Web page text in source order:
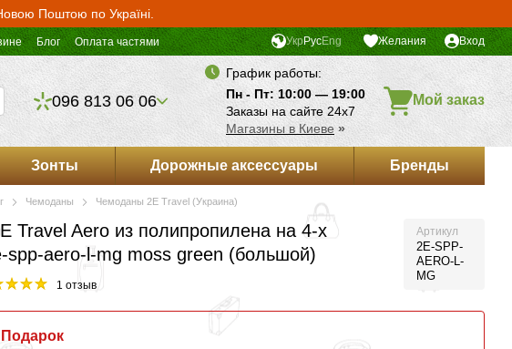
Поштою по Україні.
Блог
Оплата частями
УкрРусEng Желания Вход
096 813 06 06
График работы:
Пн - Пт: 10:00 — 19:00
Заказы на сайте 24х7
Магазины в Киеве »
Мой заказ
Зонты Дорожные аксессуары Бренды
Чемоданы Чемоданы 2E Travel (Украина)
Travel Aero из полипропилена на 4-х
spp-aero-l-mg moss green (большой)
Артикул
2E-SPP-
AERO-L-
MG
1 отзыв
Подарок